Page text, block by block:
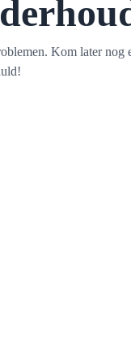
Kom later nog